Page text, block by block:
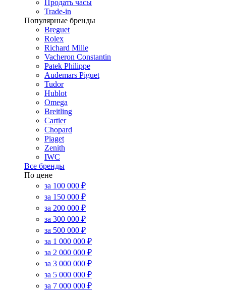
Продать часы
Trade-in
Популярные бренды
Breguet
Rolex
Richard Mille
Vacheron Constantin
Patek Philippe
Audemars Piguet
Tudor
Hublot
Omega
Breitling
Cartier
Chopard
Piaget
Zenith
IWC
Все бренды
По цене
за 100 000 ₽
за 150 000 ₽
за 200 000 ₽
за 300 000 ₽
за 500 000 ₽
за 1 000 000 ₽
за 2 000 000 ₽
за 3 000 000 ₽
за 5 000 000 ₽
за 7 000 000 ₽